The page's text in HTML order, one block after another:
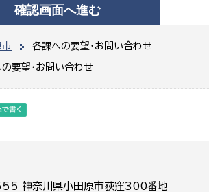
市 各課への要望・お問い合わせ
要望・お問い合わせ
神奈川県小田原市荻窪300番地